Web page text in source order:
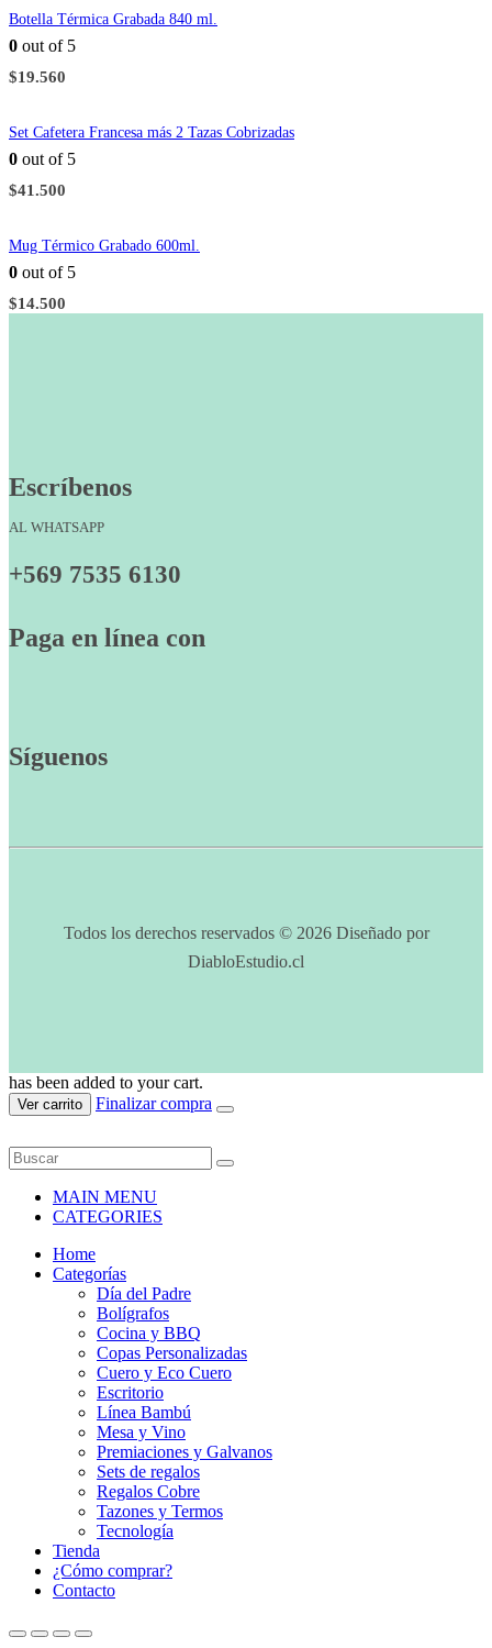
Botella Térmica Grabada 840 ml.
0 out of 5
$19.560
Set Cafetera Francesa más 2 Tazas Cobrizadas
0 out of 5
$41.500
Mug Térmico Grabado 600ml.
0 out of 5
$14.500
Escríbenos
AL WHATSAPP
+569 7535 6130
Paga en línea con
Síguenos
Todos los derechos reservados © 2026 Diseñado por
DiabloEstudio.cl
has been added to your cart.
Ver carrito Finalizar compra
MAIN MENU
CATEGORIES
Home
Categorías
Día del Padre
Bolígrafos
Cocina y BBQ
Copas Personalizadas
Cuero y Eco Cuero
Escritorio
Línea Bambú
Mesa y Vino
Premiaciones y Galvanos
Sets de regalos
Regalos Cobre
Tazones y Termos
Tecnología
Tienda
¿Cómo comprar?
Contacto